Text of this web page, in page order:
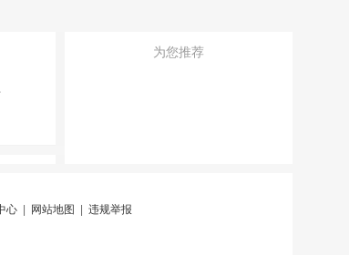
为您推荐
心| 网站地图 违规举报